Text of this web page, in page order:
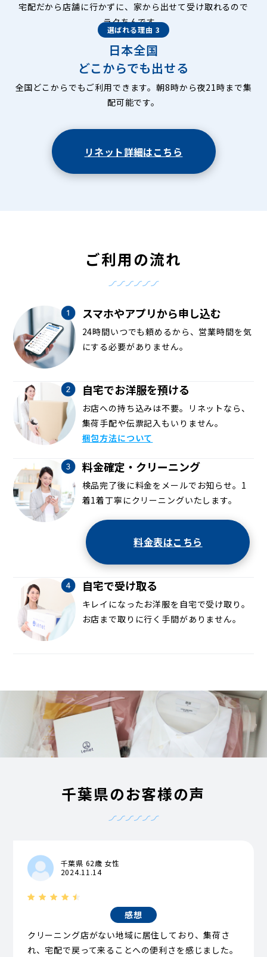
宅配だから店舗に行かずに、家から出せて受け取れるので
ラクちんです。
選ばれる理由 3
日本全国
どこからでも出せる
全国どこからでもご利用できます。朝8時から夜21時まで集
配可能です。
リネット詳細はこちら
ご利用の流れ
スマホやアプリから申し込む
24時間いつでも頼めるから、営業時間を気
にする必要がありません。
自宅でお洋服を預ける
お店への持ち込みは不要。リネットなら、
集荷手配や伝票記入もいりません。
梱包方法について
料金確定・クリーニング
検品完了後に料金をメールでお知らせ。1
着1着丁寧にクリーニングいたします。
料金表はこちら
自宅で受け取る
キレイになったお洋服を自宅で受け取り。
お店まで取りに行く手間がありません。
千葉県のお客様の声
千葉県 62歳 女性
2024.11.14
感想
クリーニング店がない地域に居住しており、集荷さ
れ、宅配で戻って来ることへの便利さを感じました。